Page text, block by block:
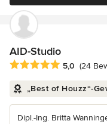
AID-Studio
Durchschnittliche
5,0 (24
„Best of Houzz“-
Dipl.-Ing. Britta